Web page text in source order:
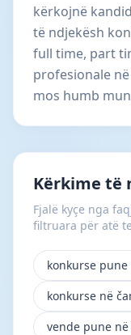
kërkojnë
të ndjekësh
full time, part
profesionale
mos humb
Kërkime të
Fjalë kyçe nga
filtruara për atë
konkurse
konkurse në
vende pune në